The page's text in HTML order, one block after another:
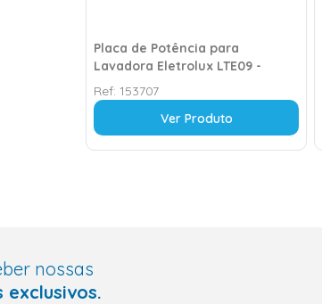
Placa de Potência para
Lavadora Eletrolux LTE09 -
Bivolt
Ref: 153707
Ver Produto
nossas